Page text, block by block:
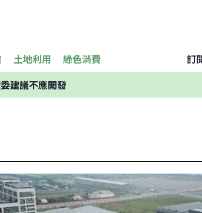
土地利用 綠色消費 訂
建議不應開發